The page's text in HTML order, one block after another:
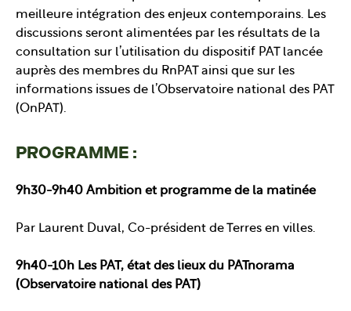
meilleure intégration des enjeux contemporains. Les
discussions seront alimentées par les résultats de la
consultation sur l’utilisation du dispositif PAT lancée
auprès des membres du RnPAT ainsi que sur les
informations issues de l’Observatoire national des PAT
(OnPAT).
PROGRAMME :
9h30-9h40 Ambition et programme de la matinée
Par Laurent Duval, Co-président de Terres en villes.
9h40-10h Les PAT, état des lieux du PATnorama
(Observatoire national des PAT)